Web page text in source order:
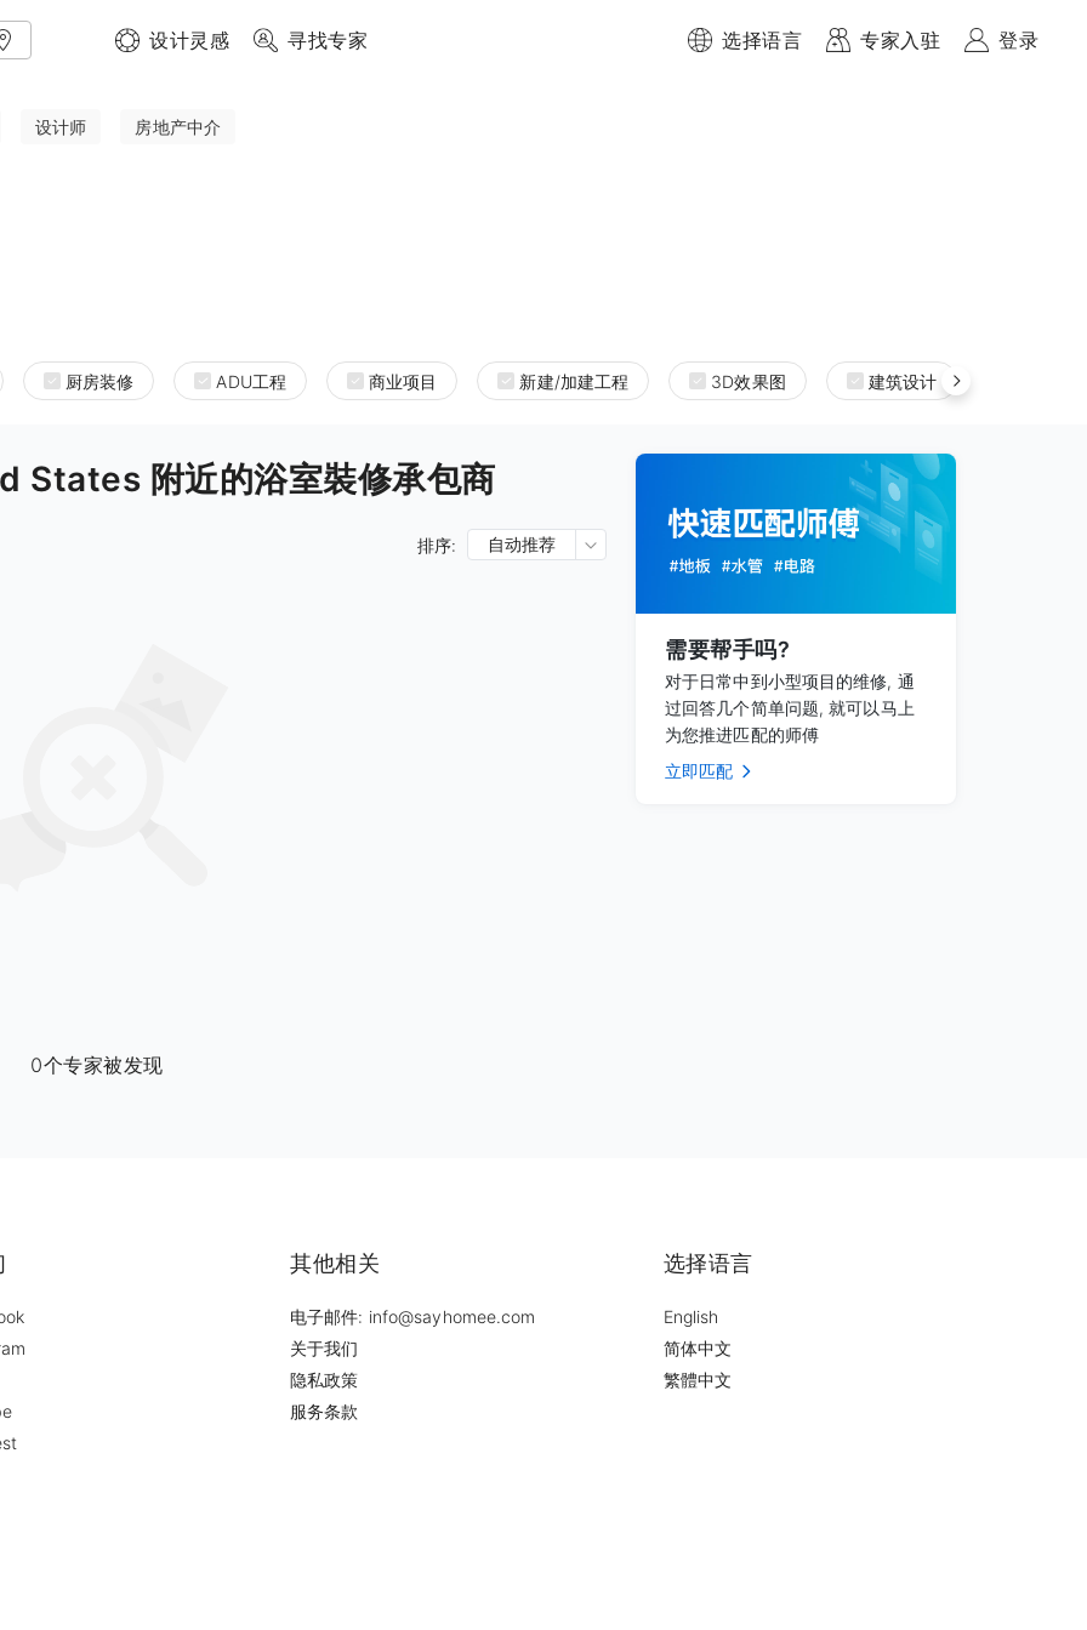
设计灵感 寻找专家 选择语言 专家入驻 登录
设计师 房地产中介
厨房装修 ADU工程 商业项目 新建/加建工程 3D效果图 建筑设计
附近的浴室裝修承包商
排序: 自动推荐
0个专家被发现
需要帮手吗?
对于日常中到小型项目的维修, 通
过回答几个简单问题, 就可以马上
为您推进匹配的师傅
立即匹配
其他相关
电子邮件: info@sayhomee.com
关于我们
隐私政策
服务条款
选择语言
English
简体中文
繁體中文